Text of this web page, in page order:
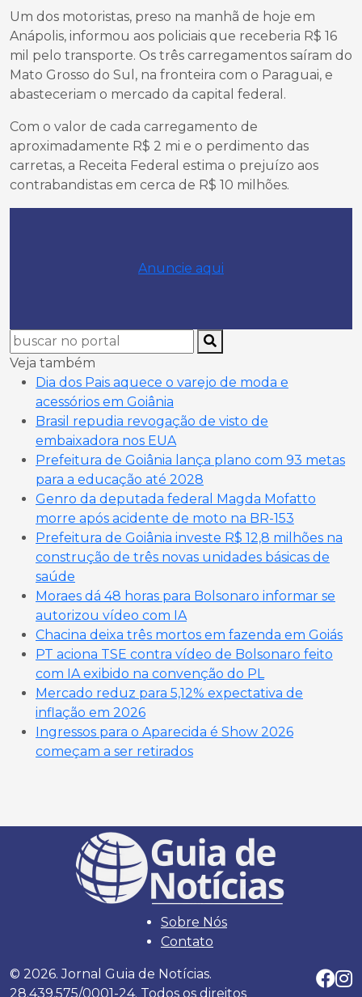
Um dos motoristas, preso na manhã de hoje em
Anápolis, informou aos policiais que receberia R$ 16
mil pelo transporte. Os três carregamentos saíram do
Mato Grosso do Sul, na fronteira com o Paraguai, e
abasteceriam o mercado da capital federal.
Com o valor de cada carregamento de
aproximadamente R$ 2 mi e o perdimento das
carretas, a Receita Federal estima o prejuízo aos
contrabandistas em cerca de R$ 10 milhões.
Anuncie aqui
Veja também
Dia dos Pais aquece o varejo de moda e
acessórios em Goiânia
Brasil repudia revogação de visto de
embaixadora nos EUA
Prefeitura de Goiânia lança plano com 93 metas
para a educação até 2028
Genro da deputada federal Magda Mofatto
morre após acidente de moto na BR-153
Prefeitura de Goiânia investe R$ 12,8 milhões na
construção de três novas unidades básicas de
saúde
Moraes dá 48 horas para Bolsonaro informar se
autorizou vídeo com IA
Chacina deixa três mortos em fazenda em Goiás
PT aciona TSE contra vídeo de Bolsonaro feito
com IA exibido na convenção do PL
Mercado reduz para 5,12% expectativa de
inflação em 2026
Ingressos para o Aparecida é Show 2026
começam a ser retirados
Sobre Nós
Contato
© 2026. Jornal Guia de Notícias.
28.439.575/0001-24. Todos os direitos